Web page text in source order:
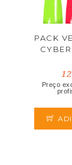
PACK
Preço